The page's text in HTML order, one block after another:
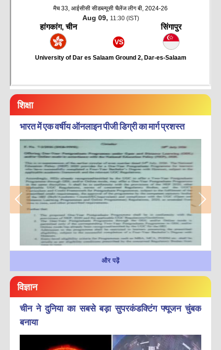
शिक्षा
भारत में एक वर्षीय ऑनलाइन पीजी डिग्री का मार्ग प्रशस्त
और पढ़ें
विज्ञान
चीन ने दुनिया का सबसे बड़ा सुपरकंडक्टिंग फ्यूजन चुंबक
बनाया